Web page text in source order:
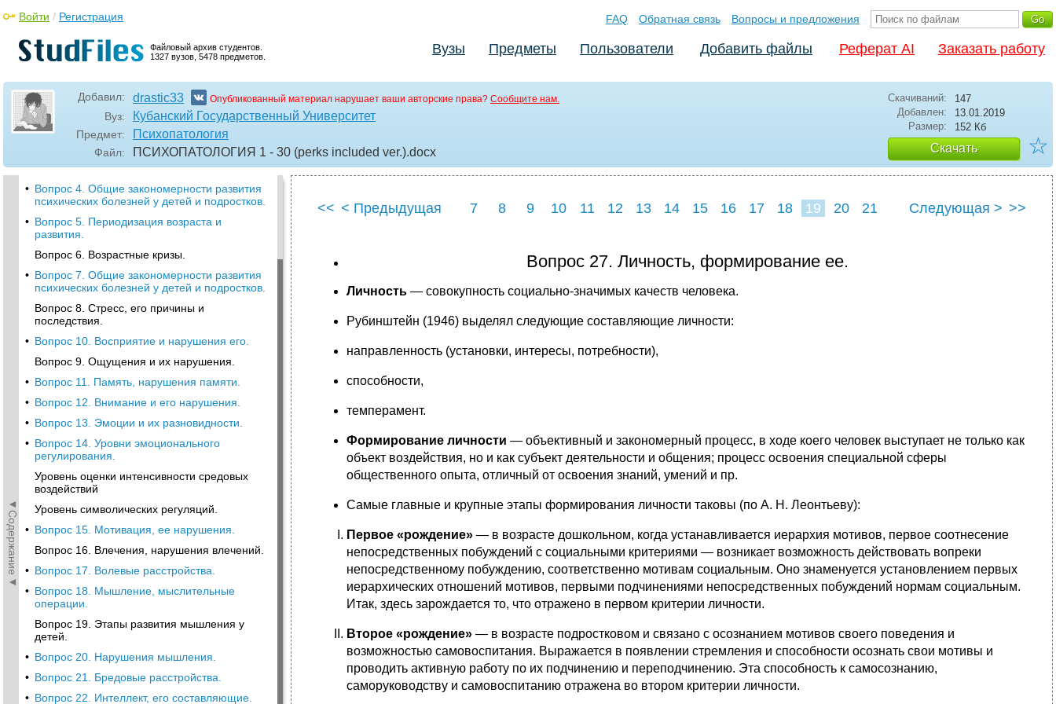
Файловый архив студентов.
1327 вузов, 5478 предметов.
Войти / Регистрация FAQ Обратная связь Вопросы и предложения
Вузы Предметы Пользователи Добавить файлы Реферат AI Заказать работу
Добавил: drastic33 Опубликованный материал нарушает ваши авторские права? Сообщите нам.
Вуз: Кубанский Государственный Университет
Предмет: Психопатология
Файл: ПСИХОПАТОЛОГИЯ 1 - 30 (perks included ver.).docx
Скачиваний:
147
Добавлен:
13.01.2019
Размер:
152 Кб
Скачать ☆
◄Содержание◄
• Вопрос 1. Психопатология, патопсихология
и психиатрия.
• Вопрос 2. Понятие симптом, синдром,
патологическое состояние, болезнь.
Вопрос 3. Позитивные и негативные
симптомы и синдромы.
• Вопрос 4. Общие закономерности развития
психических болезней у детей и подростков.
• Вопрос 5. Периодизация возраста и
развития.
Вопрос 6. Возрастные кризы.
• Вопрос 7. Общие закономерности развития
психических болезней у детей и подростков.
Вопрос 8. Стресс, его причины и
последствия.
• Вопрос 10. Восприятие и нарушения его.
Вопрос 9. Ощущения и их нарушения.
• Вопрос 11. Память, нарушения памяти.
• Вопрос 12. Внимание и его нарушения.
• Вопрос 13. Эмоции и их разновидности.
• Вопрос 14. Уровни эмоционального
регулирования.
Уровень оценки интенсивности средовых
воздействий
Уровень символических регуляций.
• Вопрос 15. Мотивация, ее нарушения.
Вопрос 16. Влечения, нарушения влечений.
• Вопрос 17. Волевые расстройства.
• Вопрос 18. Мышление, мыслительные
операции.
Вопрос 19. Этапы развития мышления у
детей.
• Вопрос 20. Нарушения мышления.
• Вопрос 21. Бредовые расстройства.
• Вопрос 22. Интеллект, его составляющие.
<< < Предыдущая 7 8 9 10 11 12 13 14 15 16 17 18 19 20 21 Следующая > >>
Вопрос 27. Личность, формирование ее.
Личность — совокупность социально-значимых качеств человека.
Рубинштейн (1946) выделял следующие составляющие личности:
направленность (установки, интересы, потребности),
способности,
темперамент.
Формирование личности — объективный и закономерный процесс, в ходе коего человек выступает не только как
объект воздействия, но и как субъект деятельности и общения; процесс освоения специальной сферы
общественного опыта, отличный от освоения знаний, умений и пр.
Самые главные и крупные этапы формирования личности таковы (по А. Н. Леонтьеву):
Первое «рождение» — в возрасте дошкольном, когда устанавливается иерархия мотивов, первое соотнесение
непосредственных побуждений с социальными критериями — возникает возможность действовать вопреки
непосредственному побуждению, соответственно мотивам социальным. Оно знаменуется установлением первых
иерархических отношений мотивов, первыми подчинениями непосредственных побуждений нормам социальным.
Итак, здесь зарождается то, что отражено в первом критерии личности.
Второе «рождение» — в возрасте подростковом и связано с осознанием мотивов своего поведения и
возможностью самовоспитания. Выражается в появлении стремления и способности осознать свои мотивы и
проводить активную работу по их подчинению и переподчинению. Эта способность к самосознанию,
саморуководству и самовоспитанию отражена во втором критерии личности.